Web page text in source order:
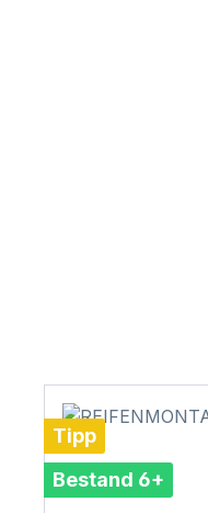
Tipp
Bestand 6+